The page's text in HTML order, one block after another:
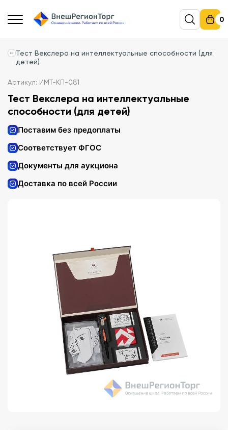
0
Тест Векслера на интеллектуальные способности (для
детей)
Артикул: ИМТ-КП-081
Тест Векслера на интеллектуальные
способности (для детей)
Поставим без предоплаты
Соответствует ФГОС
Документы для аукциона
Доставка по всей России